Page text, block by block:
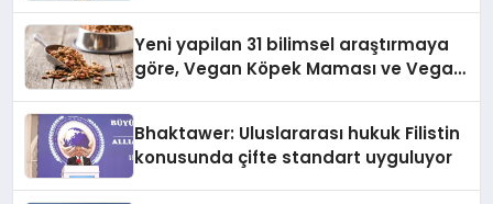
Yeni yapilan 31 bilimsel araştırmaya
göre, Vegan Köpek Maması ve Vegan
Bhaktawer: Uluslararası hukuk Filistin
konusunda çifte standart uyguluyor